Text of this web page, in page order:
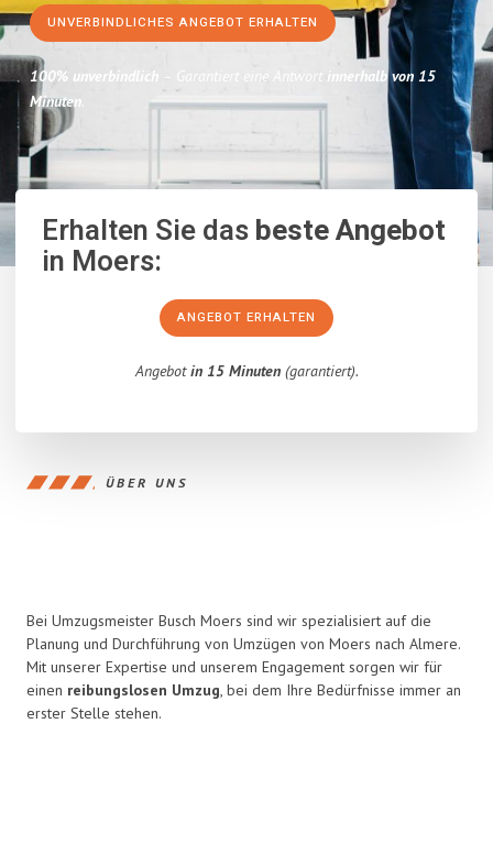
UNVERBINDLICHES ANGEBOT ERHALTEN
100% unverbindlich – Garantiert eine Antwort innerhalb von 15
Minuten.
Erhalten Sie dasbeste Angebot
in Moers:
ANGEBOT ERHALTEN
Angebotin 15 Minuten(garantiert).
ÜBER UNS
Bei Umzugsmeister Busch Moers sind wir spezialisiert auf die
Planung und Durchführung von Umzügen von Moers nach Almere.
Mit unserer Expertise und unserem Engagement sorgen wir für
einen reibungslosen Umzug, bei dem Ihre Bedürfnisse immer an
erster Stelle stehen.